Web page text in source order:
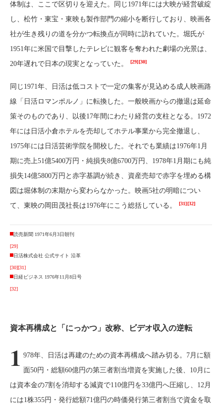
体制は、ここで区切りを迎えた。同じ1971年には大映が経営破綻
し、松竹・東宝・東映も製作部門の縮小を断行しており、映画各
社が生き残りの道を分かつ転換点が同時に訪れていた。堀氏が
1951年に米国で目撃したテレビに観客を奪われた劇場の光景は、
20年遅れで日本の現実となっていた。
[29][30]
同じ1971年、日活は低コストで一定の集客が見込める成人映画路
線「日活ロマンポルノ」に転換した。一般映画からの撤退は延命
策そのものであり、以後17年間にわたり経営の支柱となる。1972
年には日活小倉ホテルを売却してホテル事業から完全撤退し、
1975年には日活芸術学院を開校した。それでも業績は1976年1月
期に売上51億5400万円・純損失8億6700万円、1978年1月期にも純
損失14億5800万円と赤字基調が続き、資産売却で赤字を埋める構
図は堀体制の末期から変わらなかった。映画5社の明暗につい
て、東映の岡田茂社長は1976年にこう総括している。
[31][32]
読売新聞 1971年6月3日朝刊
[29]
日活株式会社 公式サイト 沿革
[30][31]
日経ビジネス 1976年11月8日号
[32]
資本再構成と「にっかつ」改称、ビデオ収入の逆転
1 978年、日活は再建のための資本再構成へ踏み切る。7月に額
面50円・総額60億円の第三者割当増資を実施した後、10月に
は資本金の7割を消却する減資で110億円を33億円へ圧縮し、12月
には1株355円・発行総額71億円の時価発行第三者割当で資金を取